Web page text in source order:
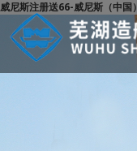
威尼斯注册送66-威尼斯（中国）